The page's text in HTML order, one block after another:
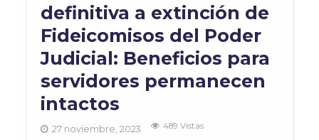
definitiva a extinción de
Fideicomisos del Poder
Judicial: Beneficios para
servidores permanecen
intactos
27 noviembre, 2023
489 Vistas